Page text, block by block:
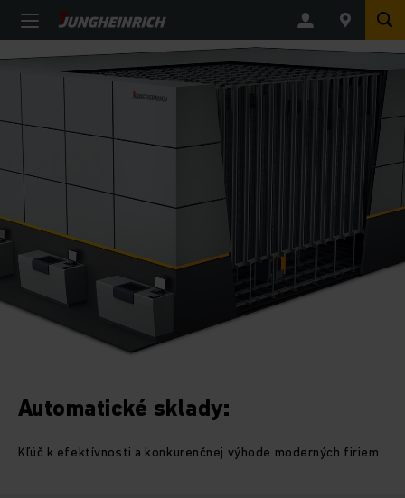
Automatické sklady:
Kľúč k efektívnosti a konkurenčnej výhode moderných firiem